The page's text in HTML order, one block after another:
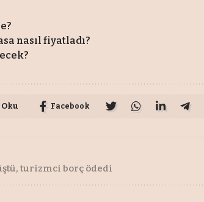
nasıl fiyatladı?
Facebook
turizmci borç ödedi